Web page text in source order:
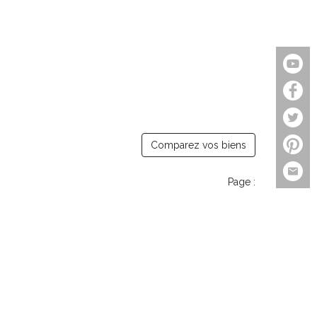
Comparez vos biens
Page :